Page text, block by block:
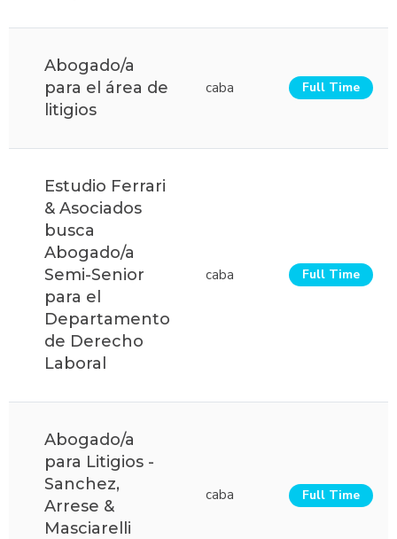
Abogado/a
para el área de
litigios
caba Full Time
Estudio Ferrari
& Asociados
busca
Abogado/a
Semi-Senior
para el
Departamento
de Derecho
Laboral
caba Full Time
Abogado/a
para Litigios -
Sanchez,
Arrese &
Masciarelli
caba Full Time